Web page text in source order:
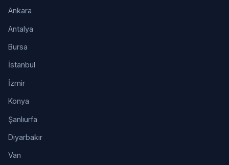
Ankara
Antalya
Bursa
İstanbul
İzmir
Konya
Şanlıurfa
Diyarbakır
Van